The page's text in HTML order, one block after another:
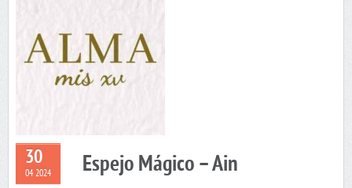
30
04 2024 Espejo Mágico – Ain